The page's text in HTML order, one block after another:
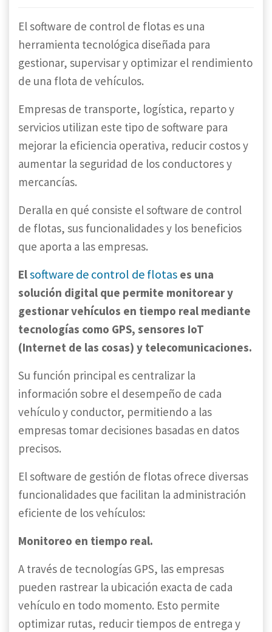
El software de control de flotas es una
herramienta tecnológica diseñada para
gestionar, supervisar y optimizar el rendimiento
de una flota de vehículos.
Empresas de transporte, logística, reparto y
servicios utilizan este tipo de software para
mejorar la eficiencia operativa, reducir costos y
aumentar la seguridad de los conductores y
mercancías.
Deralla en qué consiste el software de control
de flotas, sus funcionalidades y los beneficios
que aporta a las empresas.
Elsoftware de control de flotas es una
solución digital que permite monitorear y
gestionar vehículos en tiempo real mediante
tecnologías como GPS, sensores IoT
(Internet de las cosas) y telecomunicaciones.
Su función principal es centralizar la
información sobre el desempeño de cada
vehículo y conductor, permitiendo a las
empresas tomar decisiones basadas en datos
precisos.
El software de gestión de flotas ofrece diversas
funcionalidades que facilitan la administración
eficiente de los vehículos:
Monitoreo en tiempo real.
A través de tecnologías GPS, las empresas
pueden rastrear la ubicación exacta de cada
vehículo en todo momento. Esto permite
optimizar rutas, reducir tiempos de entrega y